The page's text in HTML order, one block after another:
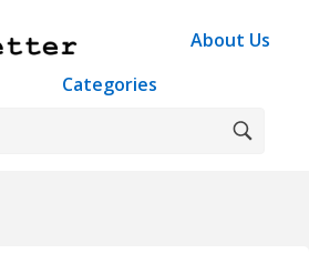
About Us
Categories